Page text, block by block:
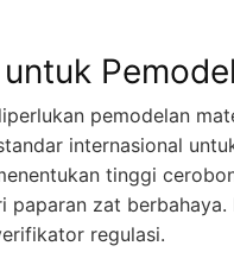
pemodelan
internasional
tinggi
zat berbahaya.
regulasi.